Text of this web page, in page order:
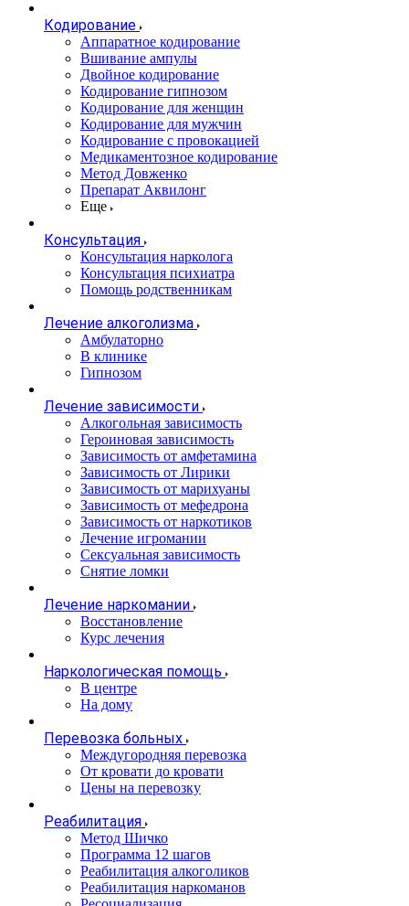
Кодирование
Аппаратное кодирование
Вшивание ампулы
Двойное кодирование
Кодирование гипнозом
Кодирование для женщин
Кодирование для мужчин
Кодирование с провокацией
Медикаментозное кодирование
Метод Довженко
Препарат Аквилонг
Еще
Консультация
Консультация нарколога
Консультация психиатра
Помощь родственникам
Лечение алкоголизма
Амбулаторно
В клинике
Гипнозом
Лечение зависимости
Алкогольная зависимость
Героиновая зависимость
Зависимость от амфетамина
Зависимость от Лирики
Зависимость от марихуаны
Зависимость от мефедрона
Зависимость от наркотиков
Лечение игромании
Сексуальная зависимость
Снятие ломки
Лечение наркомании
Восстановление
Курс лечения
Наркологическая помощь
В центре
На дому
Перевозка больных
Междугородняя перевозка
От кровати до кровати
Цены на перевозку
Реабилитация
Метод Шичко
Программа 12 шагов
Реабилитация алкоголиков
Реабилитация наркоманов